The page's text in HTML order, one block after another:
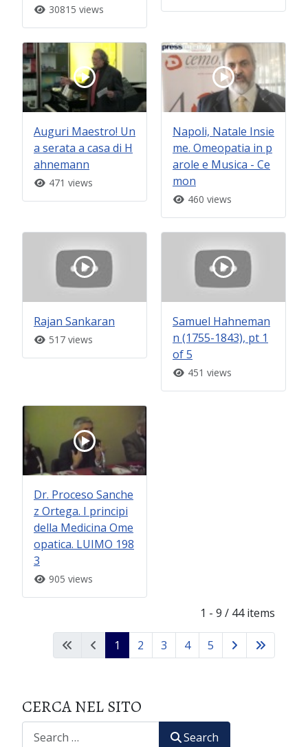
30815 views
Auguri Maestro! Un
a serata a casa di H
ahnemann
471 views
Napoli, Natale Insie
me. Omeopatia in p
arole e Musica - Ce
mon
460 views
Rajan Sankaran
517 views
Samuel Hahneman
n (1755-1843), pt 1
of 5
451 views
Dr. Proceso Sanche
z Ortega. I principi
della Medicina Ome
opatica. LUIMO 198
3
905 views
1 - 9 / 44 items
1 2 3 4 5
CERCA NEL SITO
Search